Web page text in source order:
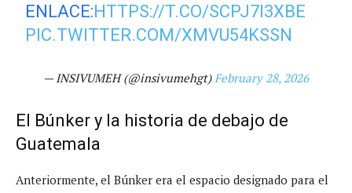
ENLACE:HTTPS://T.CO/SCPJ7I3XBE
PIC.TWITTER.COM/XMVU54KSSN
— INSIVUMEH (@insivumehgt) February 28, 2026
El Búnker y la historia de debajo de
Guatemala
Anteriormente, el Búnker era el espacio designado para el